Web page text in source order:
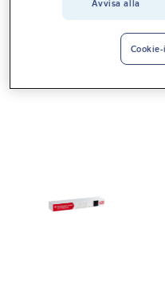
Avvisa alla